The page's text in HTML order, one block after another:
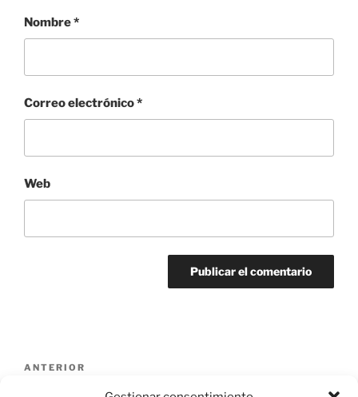
Nombre*
Correo electrónico*
Web
Navegación
Entrada
ANTERIOR
monasterio-cupula